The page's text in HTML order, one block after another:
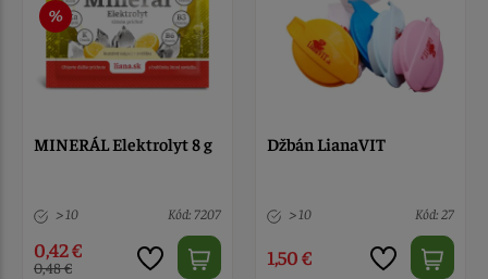
MINERÁL Elektrolyt 8 g
> 10 Kód: 7207
0,42 €
0,48 €
Džbán LianaVIT
> 10 Kód: 27
1,50 €